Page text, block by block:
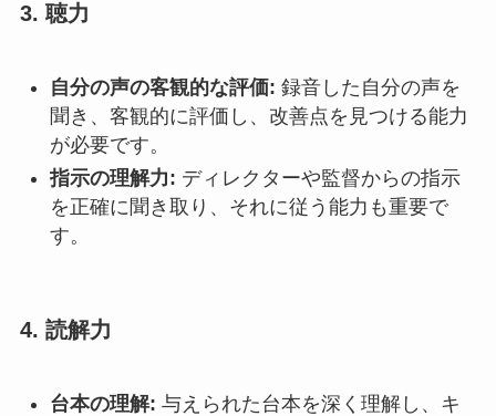
3. 聴力
自分の声の客観的な評価: 録音した自分の声を
聞き、客観的に評価し、改善点を見つける能力
が必要です。
指示の理解力: ディレクターや監督からの指示
を正確に聞き取り、それに従う能力も重要で
す。
4. 読解力
台本の理解: 与えられた台本を深く理解し、キ